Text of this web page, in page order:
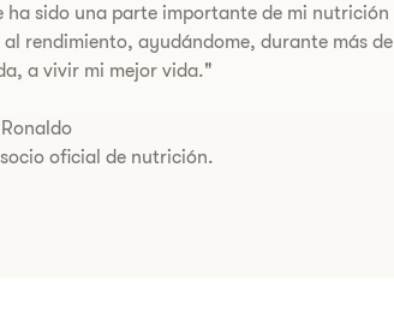
ha sido una parte importante de mi nutrición
rendimiento, ayudándome, durante más de
a vivir mi mejor vida."
oficial de nutrición.